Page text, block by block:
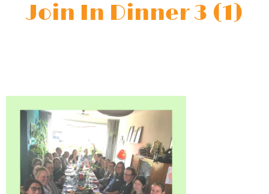
Join In Dinner 3 (1)